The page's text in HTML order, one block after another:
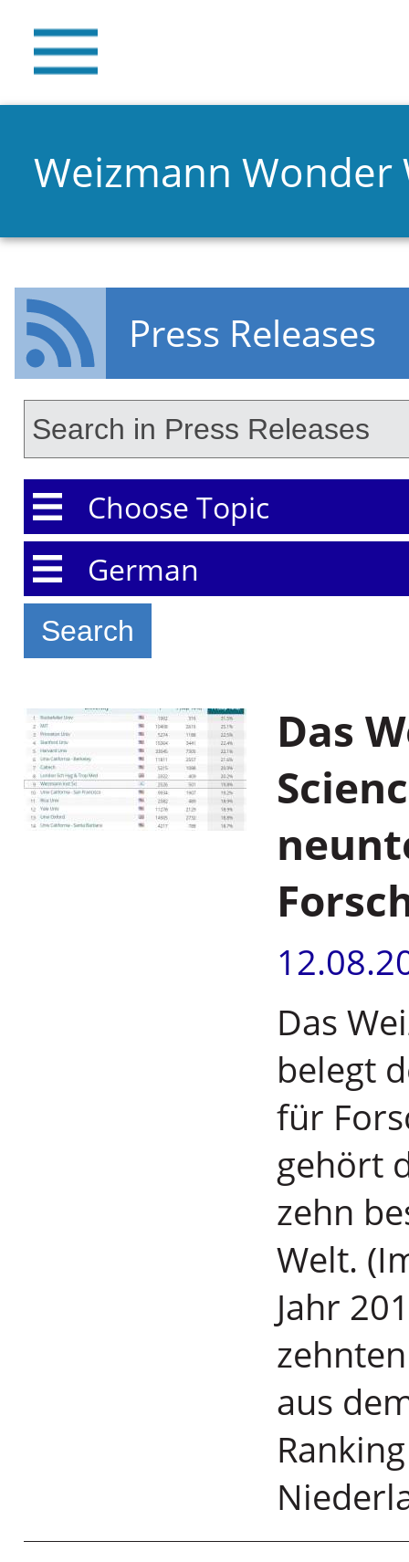
Weizmann Wonder
Press Releases
Choose Topic
Choose Language
Das
Das
belegt
für
gehört
zehn
Welt.
Jahr
aus